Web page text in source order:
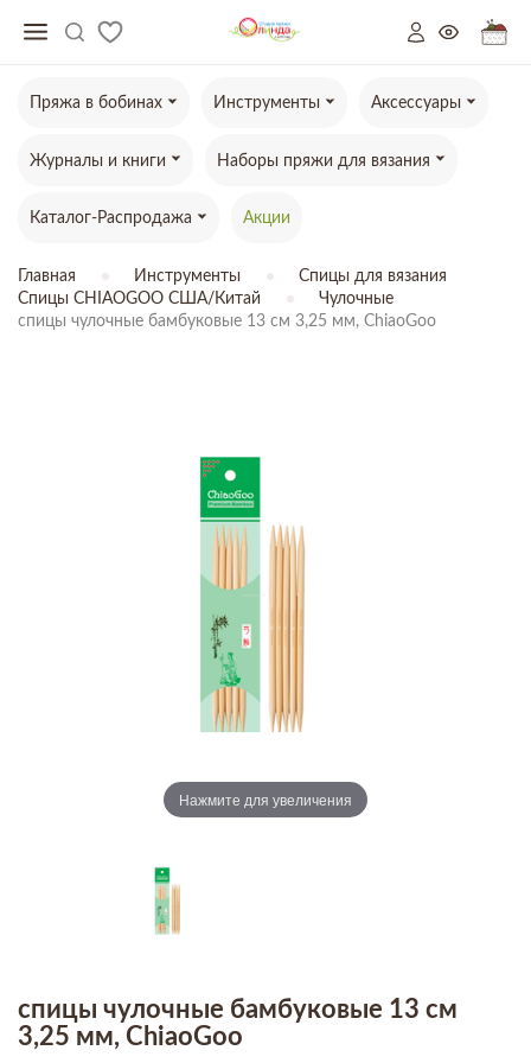
Пряжа в бобинах Инструменты Аксессуары
Журналы и книги Наборы пряжи для вязания
Каталог-Распродажа Акции
Главная Инструменты
Спицы для вязания
Спицы CHIAOGOO США/Китай
Чулочные
спицы чулочные бамбуковые 13 см 3,25 мм, ChiaoGoo
Нажмите для увеличения
спицы чулочные бамбуковые 13 см
3,25 мм, ChiaoGoo